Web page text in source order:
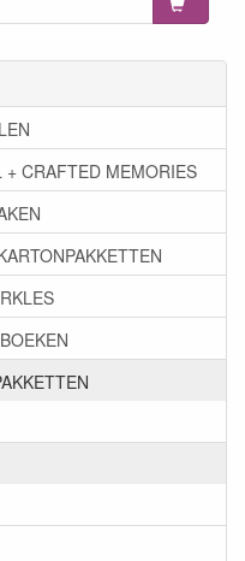
+ CRAFTED MEMORIES